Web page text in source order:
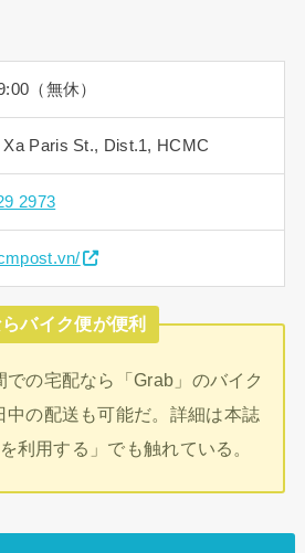
（無休）
Xa Paris St., Dist.1, HCMC
2973
バイク便が便利
の宅配なら「Grab」のバイク
中の配送も可能だ。詳細は本誌
利用する」でも触れている。